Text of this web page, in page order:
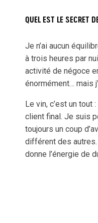
QUEL EST LE SECRET
Je n’ai aucun
à trois heures par
activité de négoce
énormément… mais
Le vin, c’est un tout
client final. Je suis
toujours un coup
différent des
donne l’énergie de